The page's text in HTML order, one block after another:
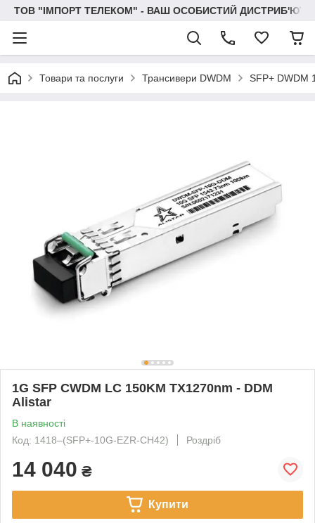
ТОВ "IМПОРТ ТЕЛЕКОМ" - ВАШ ОСОБИСТИЙ
Товари та послуги Трансивери DWDM SFP+ DWDM
1G SFP CWDM LC 150KM TX1270nm - DDM
Alistar
В наявності
Код: 1418‒(SFP+-10G-EZR-CH42)
Роздріб
14 040 ₴
Купити